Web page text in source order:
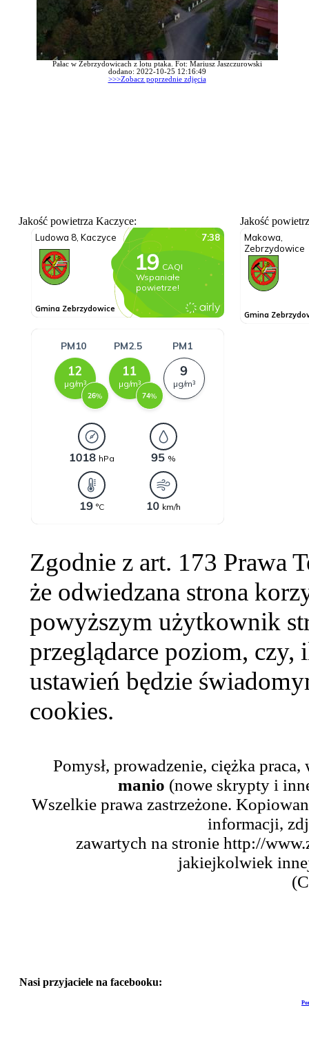
Pałac w Zebrzydowicach z lotu ptaka. Fot: Mariusz Jaszczurowski
dodano: 2022-10-25 12:16:49
>>>Zobacz poprzednie zdjęcia
Jakość powietrza Kaczyce: Jakość
Zgodnie z art. 173 Prawa
że odwiedzana strona
powyższym użytkownik
przeglądarce poziom,
ustawień będzie
cookies.
Pomysł, prowadzenie, ciężka
manio (nowe skrypty i
Wszelkie prawa zastrzeżone.
informacji,
zawartych na stronie http://
jakiejkolwiek
Nasi przyjaciele na facebooku: